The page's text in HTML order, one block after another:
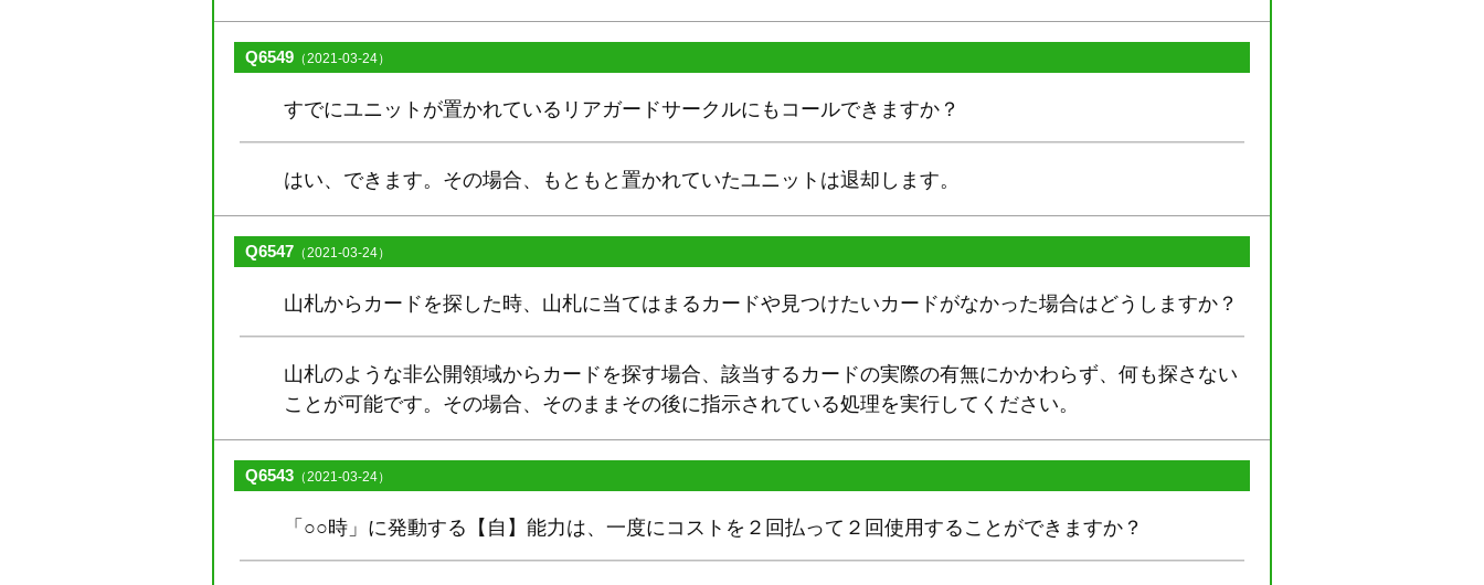
Q6549 （2021-03-24）
すでにユニットが置かれているリアガードサークルにもコールできますか？
はい、できます。その場合、もともと置かれていたユニットは退却します。
Q6547 （2021-03-24）
山札からカードを探した時、山札に当てはまるカードや見つけたいカードがなかった場合はどうしますか？
山札のような非公開領域からカードを探す場合、該当するカードの実際の有無にかかわらず、何も探さない
ことが可能です。その場合、そのままその後に指示されている処理を実行してください。
Q6543 （2021-03-24）
「○○時」に発動する【自】能力は、一度にコストを２回払って２回使用することができますか？